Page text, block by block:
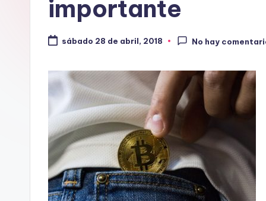
importante
sábado 28 de abril, 2018 No hay